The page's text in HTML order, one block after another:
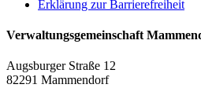
Erklärung zur Barrierefreiheit
Verwaltungsgemeinschaft
Augsburger Straße 12
82291 Mammendorf